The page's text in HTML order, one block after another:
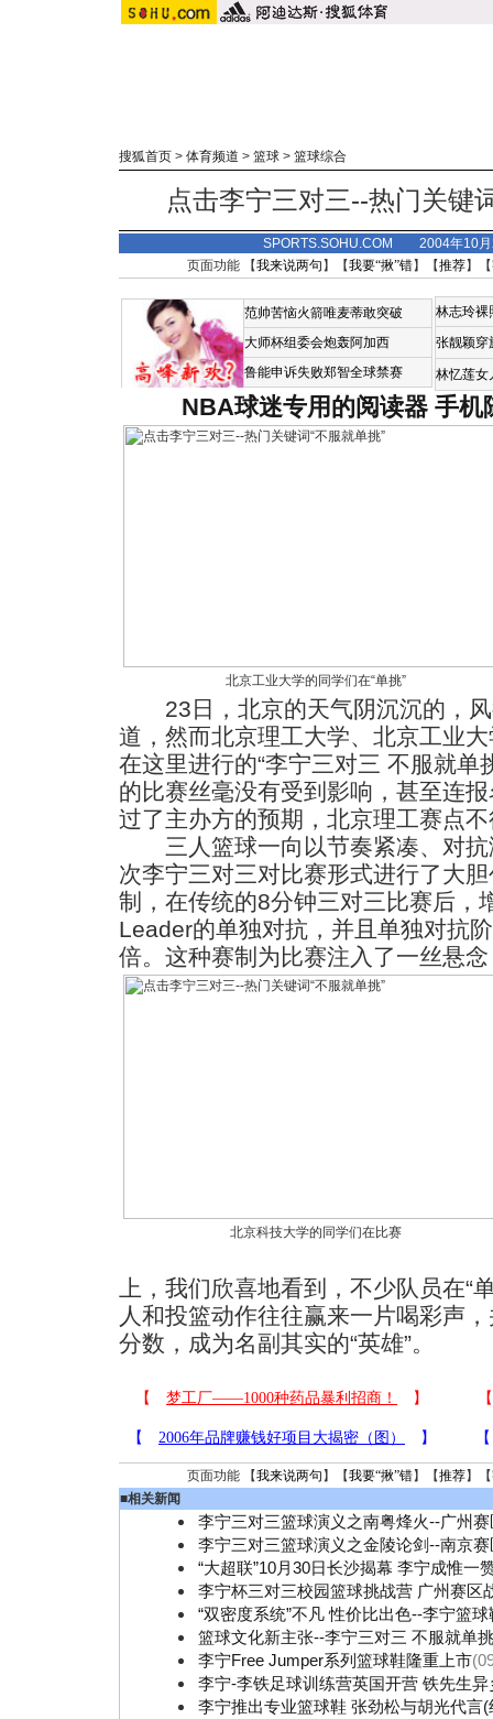
搜狐首页 > 体育频道 > 篮球 > 篮球综合
点击李宁三对三--热门关键
SPORTS.SOHU.COM 2004年10
页面功能 【我来说两句 】【我要“揪”错】【推荐】
范帅苦恼火箭唯麦蒂敢突破
大师杯组委会炮轰阿加西
鲁能申诉失败郑智全球禁赛
林志玲裸
张靓颖穿
林忆莲女
NBA球迷专用的阅读器 手机
北京工业大学的同学们在“单挑”
23日，北京的天气阴沉沉的，风
道，然而北京理工大学、北京工业
在这里进行的“李宁三对三 不服就单
的比赛丝毫没有受到影响，甚至连
过了主办方的预期，北京理工赛点
三人篮球一向以节奏紧凑、对抗
次李宁三对三对比赛形式进行了大
制，在传统的8分钟三对三比赛后，
Leader的单独对抗，并且单独对抗
倍。这种赛制为比赛注入了一丝悬
北京科技大学的同学们在比赛
上，我们欣喜地看到，不少队员在“
人和投篮动作往往赢来一片喝彩声
分数，成为名副其实的“英雄”。
页面功能 【我来说两句 】【我要“揪”错】【推荐】
■相关新闻
李宁三对三篮球演义之南粤烽火--广州
李宁三对三篮球演义之金陵论剑--南京
“大超联”10月30日长沙揭幕 李宁成惟一
李宁杯三对三校园篮球挑战营 广州赛区
“双密度系统”不凡 性价比出色--李宁篮
篮球文化新主张--李宁三对三 不服就单
李宁Free Jumper系列篮球鞋隆重上市
李宁-李铁足球训练营英国开营 铁先生异
李宁推出专业篮球鞋 张劲松与胡光代言(